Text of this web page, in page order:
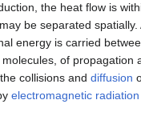
the heat flow is
be separated
energy is carried
of propagation
collisions and diffusion
electromagnetic radiation